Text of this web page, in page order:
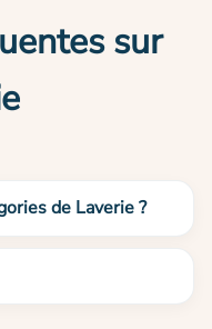
sur
de Laverie ?